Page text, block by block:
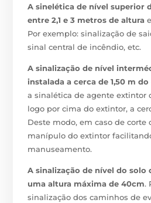
A sinelética de nível superior
entre 2,1 e 3 metros de altura
Por exemplo: sinalização de
sinal central de incêndio, etc.
A sinalização de nível
instalada a cerca de 1,50 m
a sinalética de agente extintor
logo por cima do extintor, a
Deste modo, em caso de
manípulo do extintor
manuseamento.
A sinalização de nível do solo
uma altura máxima de 40cm.
sinalização dos caminhos de